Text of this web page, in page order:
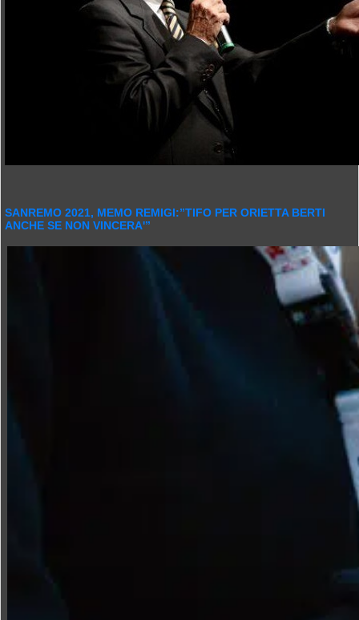
SANREMO 2021, MEMO REMIGI:”TIFO PER ORIETTA BERTI
ANCHE SE NON VINCERA'”